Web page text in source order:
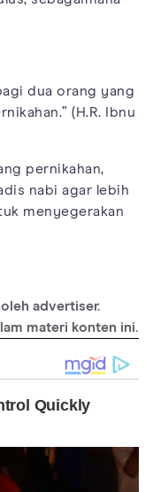
dua orang yang
(H.R. Ibnu
pernikahan,
nabi agar lebih
menyegerakan
ayat-
ayat-23-daftar-
advertiser.
materi konten ini.